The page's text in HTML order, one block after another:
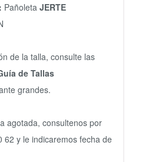
Pañoleta JERTE
de la talla, consulte las
de Tallas
grandes.
agotada, consultenos por
62 y le indicaremos fecha de